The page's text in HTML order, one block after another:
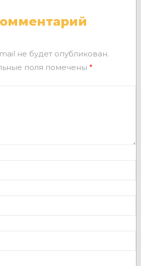
не будет опубликован.
поля помечены *